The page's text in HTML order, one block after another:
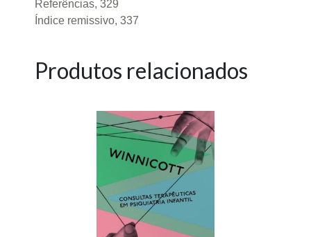
Referências, 329
Índice remissivo, 337
Produtos relacionados